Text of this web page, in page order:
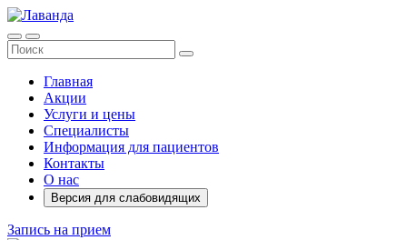
Главная
Акции
Услуги и цены
Специалисты
Информация для пациентов
Контакты
О нас
Версия для слабовидящих
Запись на прием